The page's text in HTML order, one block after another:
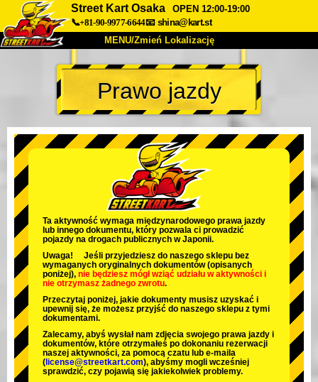
Street Kart Osaka
OPEN 12:00-19:00
📞+81-90-9977-6644📧 shina@kart.st
MENU/Zmień Lokalizację
TOP
O nas Specyfikacja Cena
Firma Rezerwacja
Zmień Lokalizację
Tokyo Shinagawa
Tokyo Akihabara#2
Tokyo Shibuya Annex
Tokyo Asakusa Osaka
Okinawa
Prawo jazdy
Ta aktywność wymaga międzynarodowego prawa jazdy
lub innego dokumentu, który pozwala ci prowadzić
pojazdy na drogach publicznych w Japonii.
Uwaga! Jeśli przyjedziesz do naszego sklepu bez
wymaganych oryginalnych dokumentów (opisanych
poniżej), nie będziesz mógł wziąć udziału w aktywności i
nie otrzymasz żadnego zwrotu.
Przeczytaj poniżej, jakie dokumenty musisz uzyskać i
upewnij się, że możesz przyjść do naszego sklepu z tymi
dokumentami.
Zalecamy, abyś wysłał nam zdjęcia swojego prawa jazdy i
dokumentów, które otrzymałeś po dokonaniu rezerwacji
naszej aktywności, za pomocą czatu lub e-maila
( license@streetkart.com), abyśmy mogli wcześniej
sprawdzić, czy pojawią się jakiekolwiek problemy.